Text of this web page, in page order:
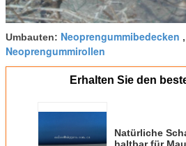
Umbauten: Neoprengummibedecken ,
Neoprengummirollen
Erhalten Sie den
Natürliche